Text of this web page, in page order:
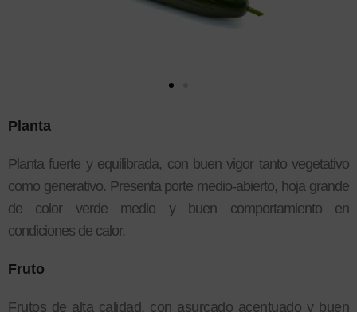
Planta
Planta fuerte y equilibrada, con buen vigor tanto vegetativo
como generativo. Presenta porte medio-abierto, hoja grande
de color verde medio y buen comportamiento en
condiciones de calor.
Fruto
Frutos de alta calidad, con asurcado acentuado y buen